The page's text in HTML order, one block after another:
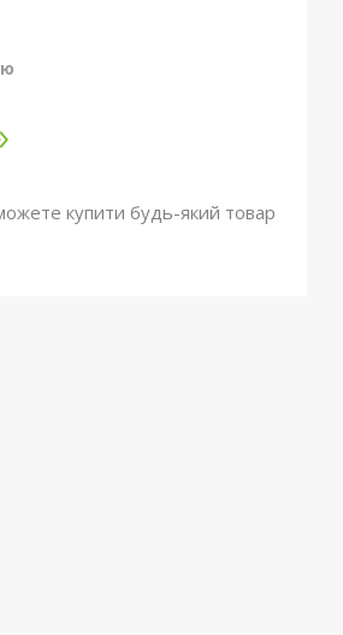
купити будь-який товар